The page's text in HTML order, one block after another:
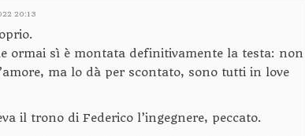
20:13
ormai sì è montata definitivamente la testa: non
ma lo dà per scontato, sono tutti in love
il trono di Federico l’ingegnere, peccato.